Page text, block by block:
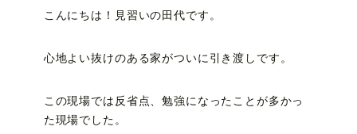
こんにちは！見習いの田代です。
心地よい抜けのある家がついに引き渡しです。
この現場では反省点、勉強になったことが多かっ
た現場でした。